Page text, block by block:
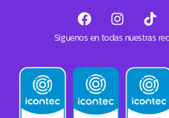
F
a
c
b
o
o
k
I
n
s
a
a
T
i
k
o
k
Síguenos en todas nuestras